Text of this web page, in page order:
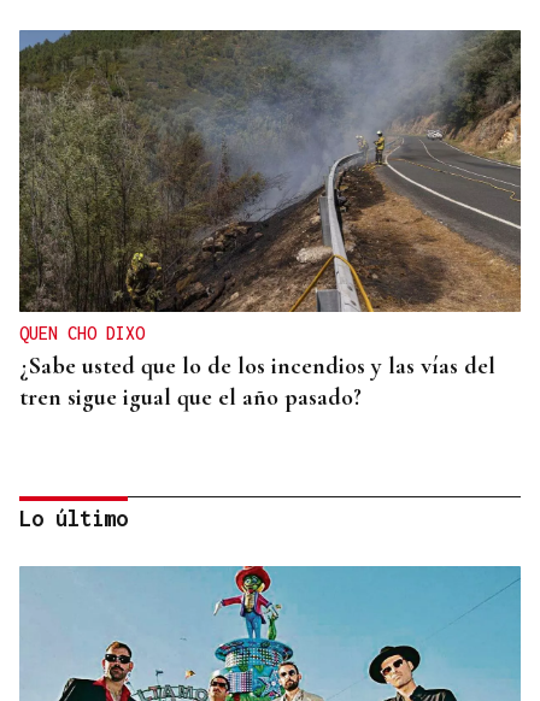
QUEN CHO DIXO
¿Sabe usted que lo de los incendios y las vías del
tren sigue igual que el año pasado?
Lo último